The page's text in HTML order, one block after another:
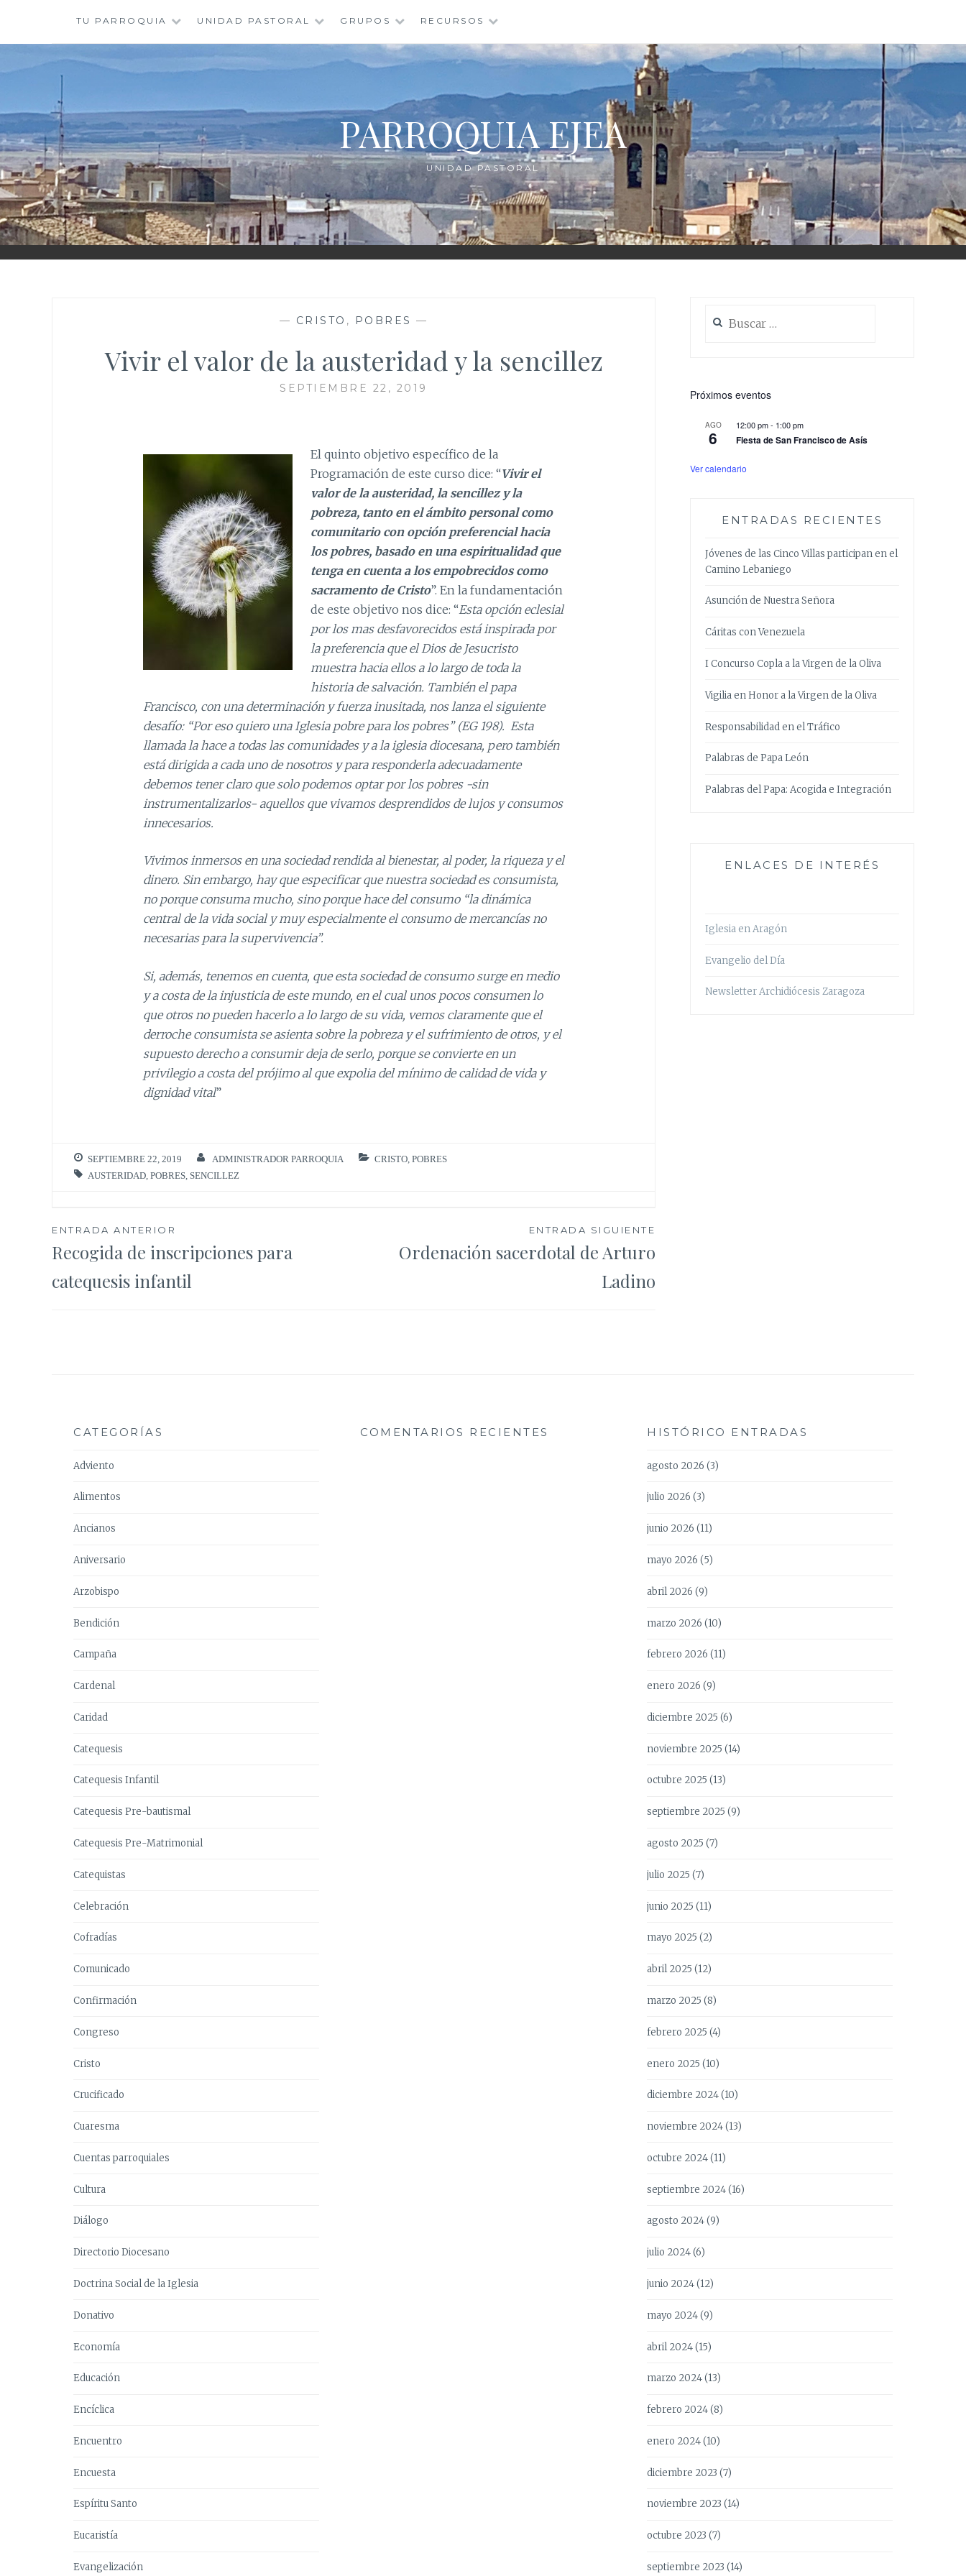
contenido
TU PARROQUIA UNIDAD PASTORAL GRUPOS RECURSOS
PARROQUIA EJEA
UNIDAD PASTORAL
— CRISTO , POBRES —
Vivir el valor de la austeridad y la sencillez
SEPTIEMBRE 22, 2019
El quinto objetivo específico de la
Programación de este curso dice: “Vivir el
valor de la austeridad, la sencillez y la
pobreza, tanto en el ámbito personal como
comunitario con opción preferencial hacia
los pobres, basado en una espiritualidad que
tenga en cuenta a los empobrecidos como
sacramento de Cristo”. En la fundamentación
de este objetivo nos dice: “Esta opción eclesial
por los mas desfavorecidos está inspirada por
la preferencia que el Dios de Jesucristo
muestra hacia ellos a lo largo de toda la
historia de salvación. También el papa
Francisco, con una determinación y fuerza inusitada, nos lanza el siguiente
desafío: “Por eso quiero una Iglesia pobre para los pobres” (EG 198). Esta
llamada la hace a todas las comunidades y a la iglesia diocesana, pero también
está dirigida a cada uno de nosotros y para responderla adecuadamente
debemos tener claro que solo podemos optar por los pobres -sin
instrumentalizarlos- aquellos que vivamos desprendidos de lujos y consumos
innecesarios.
Vivimos inmersos en una sociedad rendida al bienestar, al poder, la riqueza y el
dinero. Sin embargo, hay que especificar que nuestra sociedad es consumista,
no porque consuma mucho, sino porque hace del consumo “la dinámica
central de la vida social y muy especialmente el consumo de mercancías no
necesarias para la supervivencia”.
Si, además, tenemos en cuenta, que esta sociedad de consumo surge en medio
y a costa de la injusticia de este mundo, en el cual unos pocos consumen lo
que otros no pueden hacerlo a lo largo de su vida, vemos claramente que el
derroche consumista se asienta sobre la pobreza y el sufrimiento de otros, y el
supuesto derecho a consumir deja de serlo, porque se convierte en un
privilegio a costa del prójimo al que expolia del mínimo de calidad de vida y
dignidad vital”
SEPTIEMBRE 22, 2019 ADMINISTRADOR PARROQUIA CRISTO, POBRES
AUSTERIDAD POBRES SENCILLEZ
Navegación
de
ENTRADA ANTERIOR
Recogida de inscripciones para
catequesis infantil
ENTRADA SIGUIENTE
Ordenación sacerdotal de Arturo
Ladino
Próximos eventos
AGO
6
12:00 pm- 1:00 pm
Fiesta de San Francisco de Asís
Ver calendario
ENTRADAS RECIENTES
Jóvenes de las Cinco Villas participan en el
Camino Lebaniego
Asunción de Nuestra Señora
Cáritas con Venezuela
I Concurso Copla a la Virgen de la Oliva
Vigilia en Honor a la Virgen de la Oliva
Responsabilidad en el Tráfico
Palabras de Papa León
Palabras del Papa: Acogida e Integración
ENLACES DE INTERÉS
Iglesia en Aragón
Evangelio del Día
Newsletter Archidiócesis Zaragoza
CATEGORÍAS
Adviento
Alimentos
Ancianos
Aniversario
Arzobispo
Bendición
Campaña
Cardenal
Caridad
Catequesis
Catequesis Infantil
Catequesis Pre-bautismal
Catequesis Pre-Matrimonial
Catequistas
Celebración
Cofradías
Comunicado
Confirmación
Congreso
Cristo
Crucificado
Cuaresma
Cuentas parroquiales
Cultura
Diálogo
Directorio Diocesano
Doctrina Social de la Iglesia
Donativo
Economía
Educación
Encíclica
Encuentro
Encuesta
Espíritu Santo
Eucaristía
Evangelización
COMENTARIOS RECIENTES HISTÓRICO ENTRADAS
agosto 2026 (3)
julio 2026 (3)
junio 2026 (11)
mayo 2026 (5)
abril 2026 (9)
marzo 2026 (10)
febrero 2026 (11)
enero 2026 (9)
diciembre 2025 (6)
noviembre 2025 (14)
octubre 2025 (13)
septiembre 2025 (9)
agosto 2025 (7)
julio 2025 (7)
junio 2025 (11)
mayo 2025 (2)
abril 2025 (12)
marzo 2025 (8)
febrero 2025 (4)
enero 2025 (10)
diciembre 2024(10)
noviembre 2024(13)
octubre 2024(11)
septiembre 2024(16)
agosto 2024(9)
julio 2024(6)
junio 2024(12)
mayo 2024(9)
abril 2024(15)
marzo 2024(13)
febrero 2024(8)
enero 2024(10)
diciembre 2023 (7)
noviembre 2023 (14)
octubre 2023 (7)
septiembre 2023 (14)